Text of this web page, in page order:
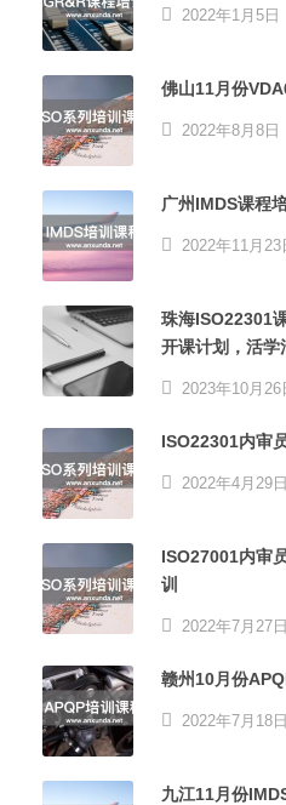
2022年1月5日
佛山11月份
2022年8月8日
广州IMDS课程
2022年11月23
珠海ISO22301
开课计划，活学
2023年10月26
ISO22301内审
2022年4月29日
ISO27001内审
训
2022年7月27日
赣州10月份
2022年7月18日
九江11月份